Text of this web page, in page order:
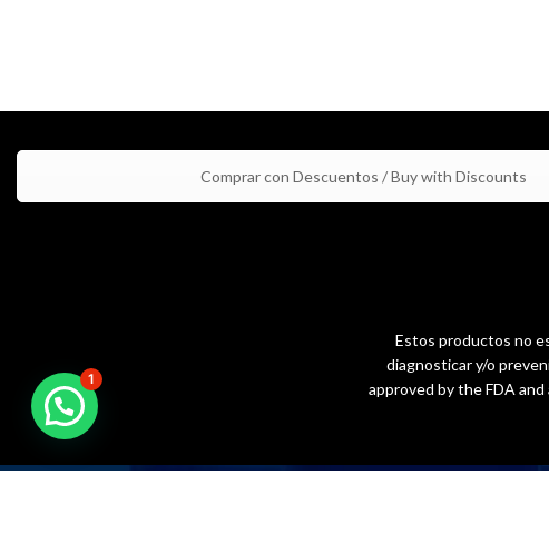
Comprar con Descuentos / Buy with Discounts
Estos productos no
diagnosticar y/o
approved by the FDA
1